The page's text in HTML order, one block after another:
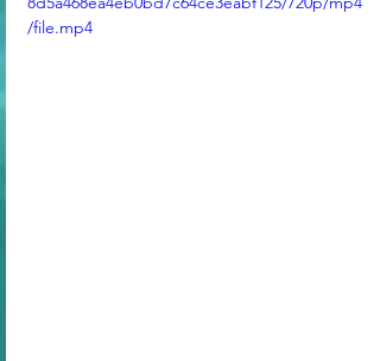
/file.mp4